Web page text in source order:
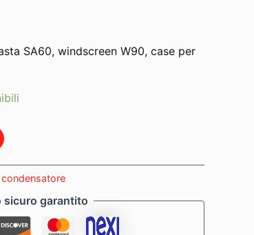
SA60, windscreen W90, case per
sicuro garantito